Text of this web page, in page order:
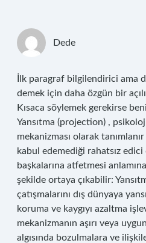
Dede
İlk paragraf bilgilendirici ama
demek için daha özgün bir
Kısaca söylemek gerekirse
Yansıtma (projection) ,
mekanizması olarak
kabul edemediği rahatsız
başkalarına atfetmesi
şekilde ortaya çıkabilir:
çatışmalarını dış dünyaya
koruma ve kaygıyı azaltma
mekanizmanın aşırı veya
algısında bozulmalara ve